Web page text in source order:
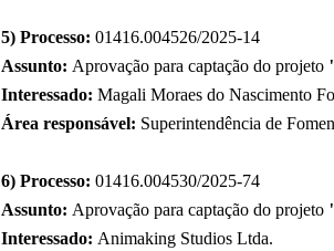
5) Processo: 01416.004526/2025-14
Assunto: Aprovação para captação do projeto
Interessado: Magali Moraes do Nascimento
Área responsável: Superintendência de
6) Processo: 01416.004530/2025-74
Assunto: Aprovação para captação do projeto
Interessado: Animaking Studios Ltda.